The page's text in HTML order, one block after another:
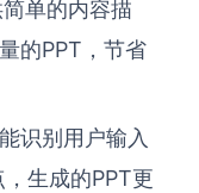
单的内容描
的PPT，节省
识别用户输入
生成的PPT更